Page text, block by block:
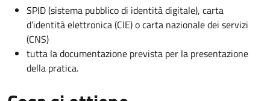
SPID (sistema pubblico di identità digitale), carta
d’identità elettronica (CIE) o carta nazionale dei servizi
(CNS)
tutta la documentazione prevista per la presentazione
della pratica.